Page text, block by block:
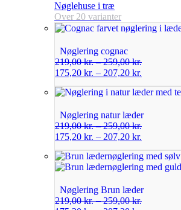
Nøglehuse i træ
Over 20 varianter
Nøglering cognac
219,00kr.–259,00kr.
175,20 kr. – 207,20 kr.
Nøglering natur læder
219,00kr.–259,00kr.
175,20 kr. – 207,20 kr.
Nøglering Brun læder
219,00kr.–259,00kr.